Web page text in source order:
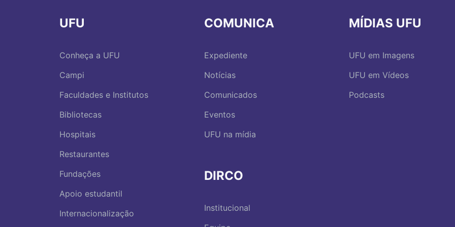
UFU
Conheça a UFU
Campi
Faculdades e Institutos
Bibliotecas
Hospitais
Restaurantes
Fundações
Apoio estudantil
Internacionalização
COMUNICA
Expediente
Notícias
Comunicados
Eventos
UFU na mídia
DIRCO
Institucional
MÍDIAS UFU
UFU em Imagens
UFU em Vídeos
Podcasts